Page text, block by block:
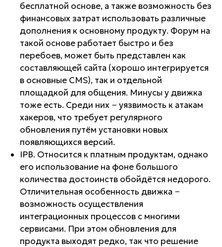
бесплатной основе, а также возможность без
финансовых затрат использовать различные
дополнения к основному продукту. Форум на
такой основе работает быстро и без
перебоев, может быть представлен как
составляющей сайта (хорошо интегрируется
в основные CMS), так и отдельной
площадкой для общения. Минусы у движка
тоже есть. Среди них − уязвимость к атакам
хакеров, что требует регулярного
обновления путём установки новых
появляющихся версий.
IPB. Относится к платным продуктам, однако
его использование на фоне большого
количества достоинств обойдётся недорого.
Отличительная особенность движка −
возможность осуществления
интеграционных процессов с многими
сервисами. При этом обновления для
продукта выходят редко, так что решение